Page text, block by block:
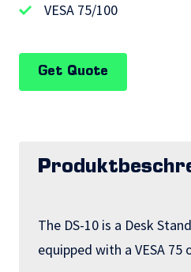
VESA 75/100
Get Quote
The DS-10 is a Desk
equipped with a VESA 75